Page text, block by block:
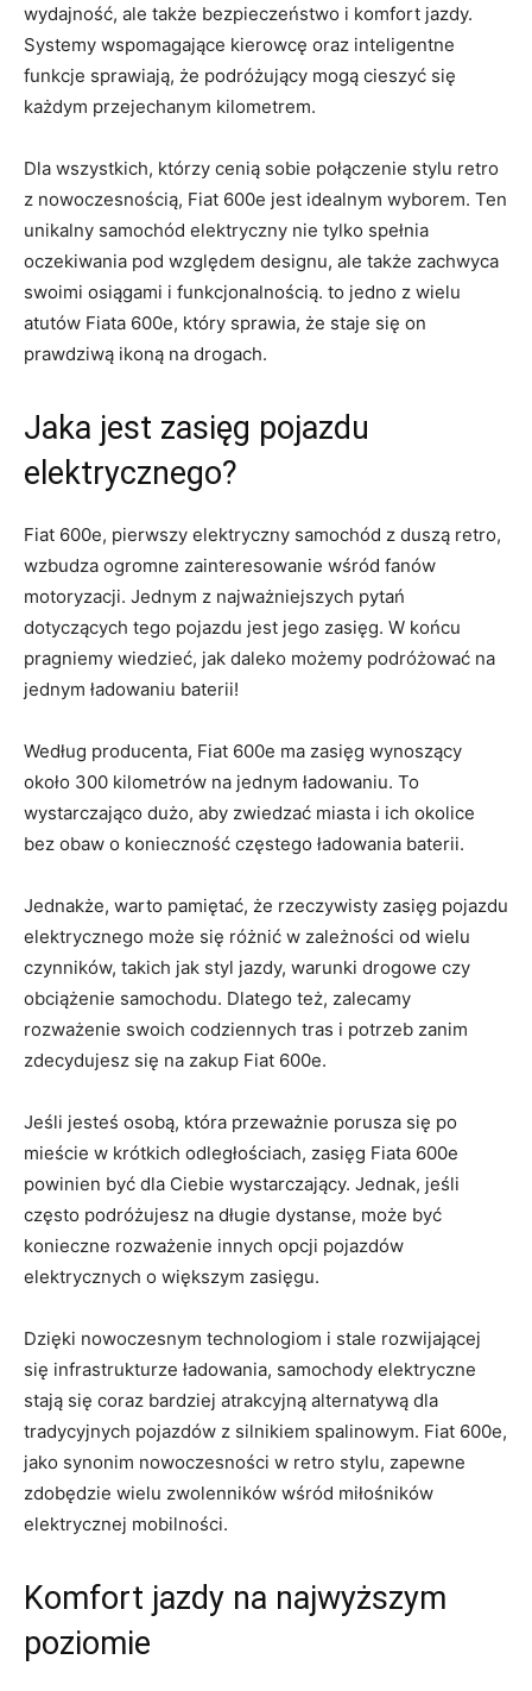
wydajność, ale także bezpieczeństwo i komfort jazdy.
⁤Systemy wspomagające kierowcę oraz inteligentne
‍funkcje sprawiają, że ⁢podróżujący⁤ mogą cieszyć się
każdym przejechanym kilometrem.
Dla wszystkich, którzy cenią ‍sobie połączenie stylu retro
z nowoczesnością, ⁢Fiat 600e​ jest idealnym⁢ wyborem. Ten
unikalny ‌samochód elektryczny nie tylko spełnia
oczekiwania pod ⁢względem designu, ale także⁣ zachwyca
swoimi osiągami i funkcjonalnością. ⁤to⁣ jedno z wielu
atutów Fiata 600e, który sprawia, że staje się on
prawdziwą ikoną na drogach.
Jaka jest zasięg pojazdu
elektrycznego?
Fiat 600e, pierwszy elektryczny samochód z duszą retro,
wzbudza ogromne zainteresowanie ‌wśród fanów
motoryzacji. ‍Jednym z najważniejszych pytań
dotyczących tego pojazdu ‍jest ‍jego‍ zasięg. W końcu
pragniemy wiedzieć, jak daleko możemy podróżować na
jednym ładowaniu baterii!
Według producenta, Fiat ​600e ma zasięg wynoszący
około 300 kilometrów ⁤na⁤ jednym ładowaniu.⁣ To
wystarczająco dużo, aby zwiedzać⁤ miasta i ich okolice
bez obaw o konieczność częstego ładowania baterii.
Jednakże, warto pamiętać,⁢ że rzeczywisty zasięg ‍pojazdu
elektrycznego może‍ się ⁢różnić​ w zależności od wielu
⁣czynników, takich‌ jak styl jazdy, ⁢warunki drogowe czy
obciążenie samochodu. Dlatego⁣ też, zalecamy
rozważenie swoich codziennych tras i potrzeb zanim
zdecydujesz się ‌na zakup⁢ Fiat 600e.
Jeśli jesteś osobą, ⁤która przeważnie porusza się ⁣po
mieście w ⁤krótkich odległościach, zasięg Fiata ⁤600e
powinien być dla Ciebie wystarczający. Jednak, jeśli
⁤często podróżujesz na długie ⁤dystanse, może być
konieczne rozważenie innych opcji pojazdów
elektrycznych o większym zasięgu.
Dzięki nowoczesnym technologiom ​i ​stale rozwijającej
się infrastrukturze⁤ ładowania, samochody elektryczne⁤
stają się coraz bardziej ​atrakcyjną alternatywą dla
tradycyjnych pojazdów z silnikiem ⁣spalinowym. Fiat 600e,
jako​ synonim nowoczesności‍ w retro stylu,⁣ zapewne
zdobędzie wielu zwolenników wśród miłośników
elektrycznej mobilności.
Komfort jazdy na ⁢najwyższym​
poziomie